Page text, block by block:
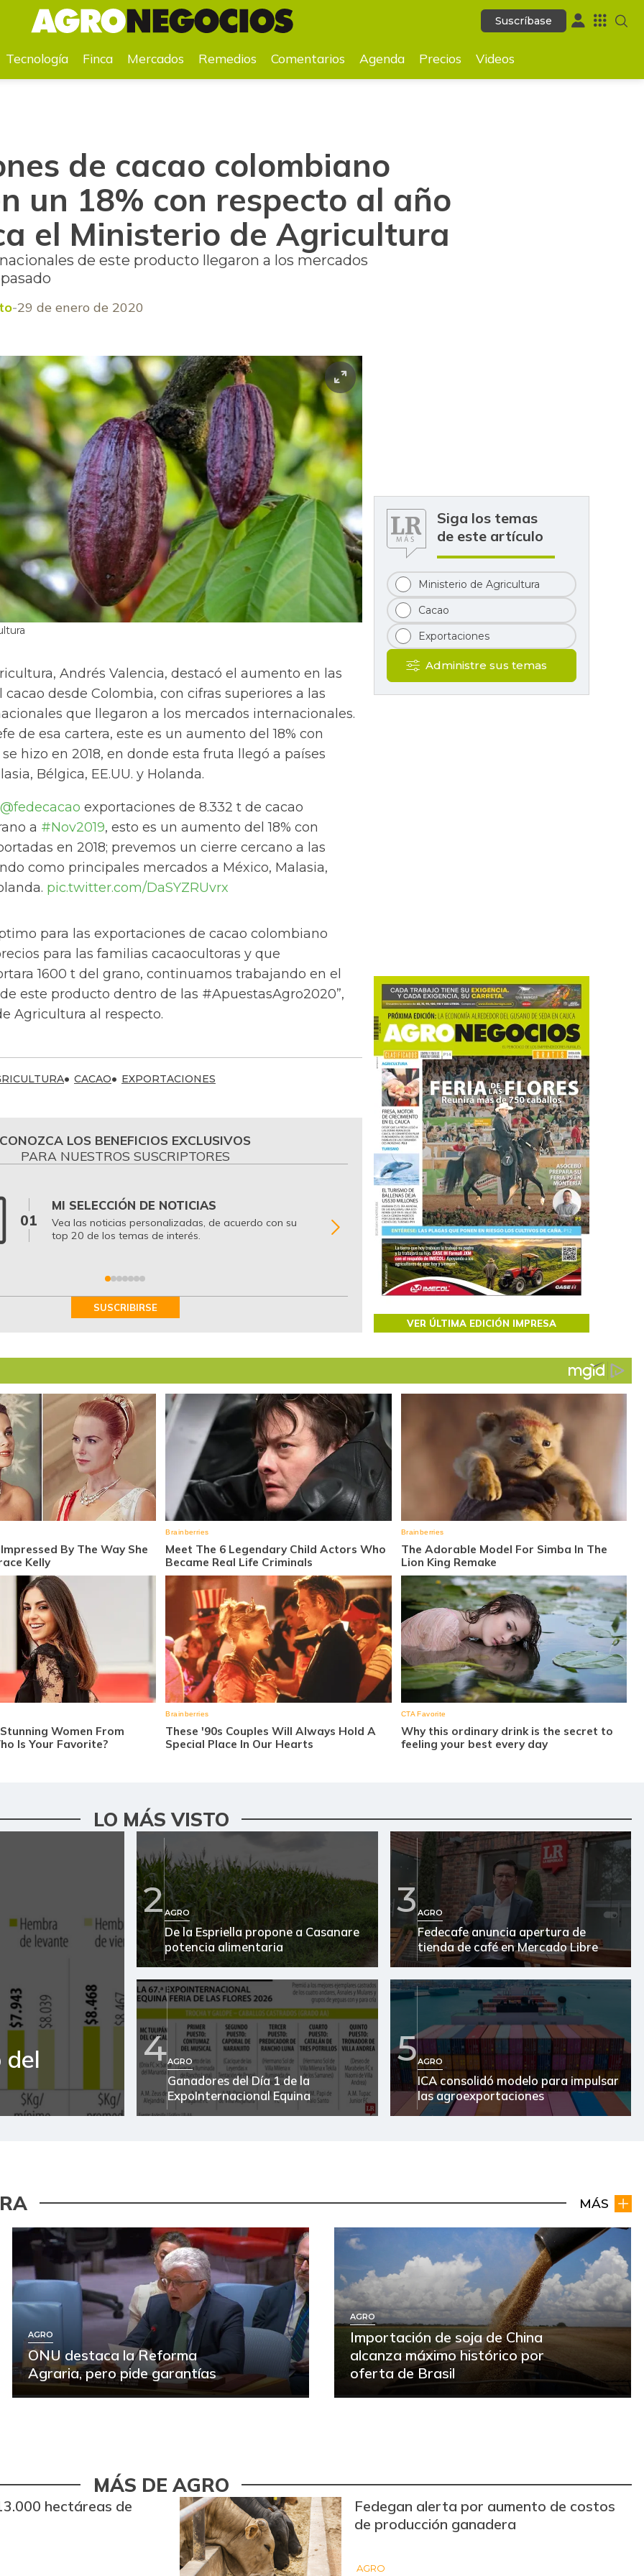
Suscríbase
un 18% con respecto al año 2018, indica el Ministerio de Agricultura
Suscríbase
Tecnología Finca Mercados Remedios Comentarios Agenda Precios Videos
de cacao colombiano
un 18% con respecto al año
el Ministerio de Agricultura
de este producto llegaron a los mercados
29 de enero de 2020
Andrés Valencia, destacó el aumento en las
desde Colombia, con cifras superiores a las
que llegaron a los mercados internacionales.
de esa cartera, este es un aumento del 18% con
hizo en 2018, en donde esta fruta llegó a países
Bélgica, EE.UU. y Holanda.
@fedecacao exportaciones de 8.332 t de cacao
a #Nov2019, esto es un aumento del 18% con
en 2018; prevemos un cierre cercano a las
como principales mercados a México, Malasia,
pic.twitter.com/DaSYZRUvrx
para las exportaciones de cacao colombiano
para las familias cacaocultoras y que
1600 t del grano, continuamos trabajando en el
este producto dentro de las #ApuestasAgro2020”,
Agricultura al respecto.
CACAO EXPORTACIONES
CONOZCA LOS BENEFICIOS EXCLUSIVOS
PARA NUESTROS SUSCRIPTORES
01
MI SELECCIÓN DE NOTICIAS
Vea las noticias personalizadas, de acuerdo con su
top 20 de los temas de interés.
02
BITÁCORA EMPRESARIAL 10.000 LR
Recopilación clasificada por sectores
regiones del comportamiento general y
de las 10.000 primeras empresas en ventas
Colombia.
SUSCRIBIRSE
Siga los temas
de este artículo
Ministerio de Agricultura
Cacao
Exportaciones
Administre sus temas
VER ÚLTIMA EDICIÓN IMPRESA
LO MÁS VISTO
del
2AGRO
De la Espriella propone a Casanare
potencia alimentaria
3AGRO
Fedecafe anuncia apertura de
tienda de café en Mercado Libre
4AGRO
Ganadores del Día 1 de la
ExpoInternacional Equina
5AGRO
ICA consolidó modelo para impulsar
las agroexportaciones
MÁS
AGRO
ONU destaca la Reforma
Agraria, pero pide garantías
AGRO
Importación de soja de China
alcanza máximo histórico por
oferta de Brasil
MÁS DE AGRO
hectáreas de
Fedegan alerta por aumento de costos
de producción ganadera
AGRO